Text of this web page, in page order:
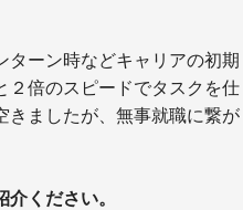
ターン時などキャリアの初期
２倍のスピードでタスクを仕
きましたが、無事就職に繋が
ください。